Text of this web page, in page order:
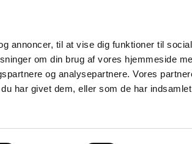
annoncer, til at vise dig funktioner til
om din brug af vores hjemmeside
og analysepartnere. Vores
har givet dem, eller som de har
13. januar 2016